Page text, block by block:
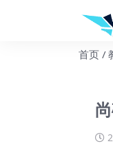
首页